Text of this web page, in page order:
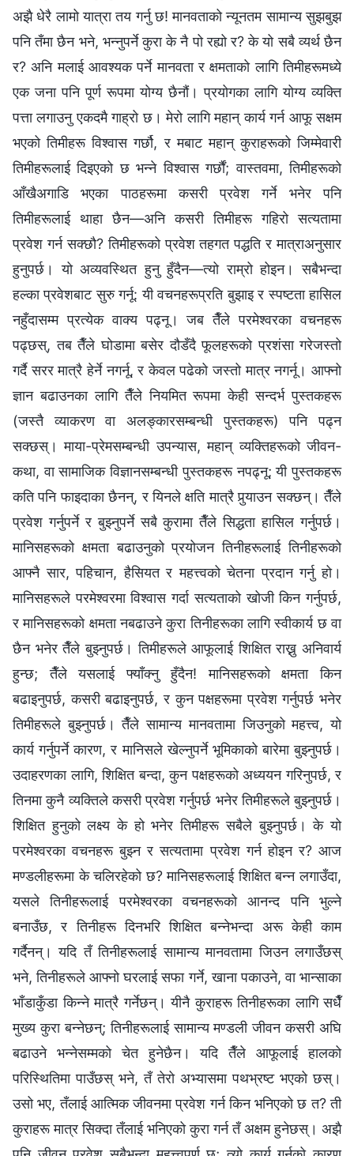
अझै धेरै लामो यात्रा तय गर्नु छ! मानवताको न्यूनतम सामान्य सुझबुझ
पनि तँमा छैन भने, भन्नुपर्ने कुरा के नै पो रह्यो र? के यो सबै व्यर्थ छैन
र? अनि मलाई आवश्यक पर्ने मानवता र क्षमताको लागि तिमीहरूमध्ये
एक जना पनि पूर्ण रूपमा योग्य छैनौं। प्रयोगका लागि योग्य व्यक्ति
पत्ता लगाउनु एकदमै गाह्रो छ। मेरो लागि महान् कार्य गर्न आफू सक्षम
भएको तिमीहरू विश्‍वास गर्छौ, र मबाट महान् कुराहरूको जिम्मेवारी
तिमीहरूलाई दिइएको छ भन्‍ने विश्‍वास गर्छौं; वास्तवमा, तिमीहरूको
आँखैअगाडि भएका पाठहरूमा कसरी प्रवेश गर्ने भनेर पनि
तिमीहरूलाई थाहा छैन—अनि कसरी तिमीहरू गहिरो सत्यतामा
प्रवेश गर्न सक्छौ? तिमीहरूको प्रवेश तहगत पद्धति र मात्राअनुसार
हुनुपर्छ। यो अव्यवस्थित हुनु हुँदैन—त्यो राम्रो होइन। सबैभन्दा
हल्का प्रवेशबाट सुरु गर्नू: यी वचनहरूप्रति बुझाइ र स्पष्टता हासिल
नहुँदासम्म प्रत्येक वाक्य पढ्नू। जब तैँले परमेश्‍वरका वचनहरू
पढ्छस्, तब तैँले घोडामा बसेर दौडँदै फूलहरूको प्रशंसा गरेजस्तो
गर्दै सरर मात्रै हेर्ने नगर्नू, र केवल पढेको जस्तो मात्र नगर्नू। आफ्नो
ज्ञान बढाउनका लागि तैँले नियमित रूपमा केही सन्दर्भ पुस्तकहरू
(जस्तै व्याकरण वा अलङ्कारसम्बन्धी पुस्तकहरू) पनि पढ्न
सक्छस्। माया-प्रेमसम्बन्धी उपन्यास, महान् व्यक्तिहरूको जीवन-
कथा, वा सामाजिक विज्ञानसम्बन्धी पुस्तकहरू नपढ्नू; यी पुस्तकहरू
कति पनि फाइदाका छैनन्, र यिनले क्षति मात्रै पुर्‍याउन सक्छन्। तैँले
प्रवेश गर्नुपर्ने र बुझ्नुपर्ने सबै कुरामा तैँले सिद्धता हासिल गर्नुपर्छ।
मानिसहरूको क्षमता बढाउनुको प्रयोजन तिनीहरूलाई तिनीहरूको
आफ्नै सार, पहिचान, हैसियत र महत्त्वको चेतना प्रदान गर्नु हो।
मानिसहरूले परमेश्‍वरमा विश्‍वास गर्दा सत्यताको खोजी किन गर्नुपर्छ,
र मानिसहरूको क्षमता नबढाउने कुरा तिनीहरूका लागि स्वीकार्य छ वा
छैन भनेर तैँले बुझ्नुपर्छ। तिमीहरूले आफूलाई शिक्षित राख्नु अनिवार्य
हुन्छ; तैँले यसलाई फ्याँक्नु हुँदैन! मानिसहरूको क्षमता किन
बढाइनुपर्छ, कसरी बढाइनुपर्छ, र कुन पक्षहरूमा प्रवेश गर्नुपर्छ भनेर
तिमीहरूले बुझ्नुपर्छ। तैँले सामान्य मानवतामा जिउनुको महत्त्व, यो
कार्य गर्नुपर्ने कारण, र मानिसले खेल्नुपर्ने भूमिकाको बारेमा बुझ्नुपर्छ।
उदाहरणका लागि, शिक्षित बन्दा, कुन पक्षहरूको अध्ययन गरिनुपर्छ, र
तिनमा कुनै व्यक्तिले कसरी प्रवेश गर्नुपर्छ भनेर तिमीहरूले बुझ्नुपर्छ।
शिक्षित हुनुको लक्ष्य के हो भनेर तिमीहरू सबैले बुझ्नुपर्छ। के यो
परमेश्‍वरका वचनहरू बुझ्न र सत्यतामा प्रवेश गर्न होइन र? आज
मण्डलीहरूमा के चलिरहेको छ? मानिसहरूलाई शिक्षित बन्न लगाउँदा,
यसले तिनीहरूलाई परमेश्‍वरका वचनहरूको आनन्द पनि भुल्ने
बनाउँछ, र तिनीहरू दिनभरि शिक्षित बन्नेभन्दा अरू केही काम
गर्दैनन्। यदि तँ तिनीहरूलाई सामान्य मानवतामा जिउन लगाउँछस्
भने, तिनीहरूले आफ्नो घरलाई सफा गर्ने, खाना पकाउने, वा भान्साका
भाँडाकुँडा किन्ने मात्रै गर्नेछन्। यीनै कुराहरू तिनीहरूका लागि सधैँ
मुख्य कुरा बन्नेछन्; तिनीहरूलाई सामान्य मण्डली जीवन कसरी अघि
बढाउने भन्‍नेसम्मको चेत हुनेछैन। यदि तैँले आफूलाई हालको
परिस्थितिमा पाउँछस् भने, तँ तेरो अभ्यासमा पथभ्रष्ट भएको छस्।
उसो भए, तँलाई आत्मिक जीवनमा प्रवेश गर्न किन भनिएको छ त? ती
कुराहरू मात्र सिक्दा तँलाई भनिएको कुरा गर्न तँ अक्षम हुनेछस्। अझै